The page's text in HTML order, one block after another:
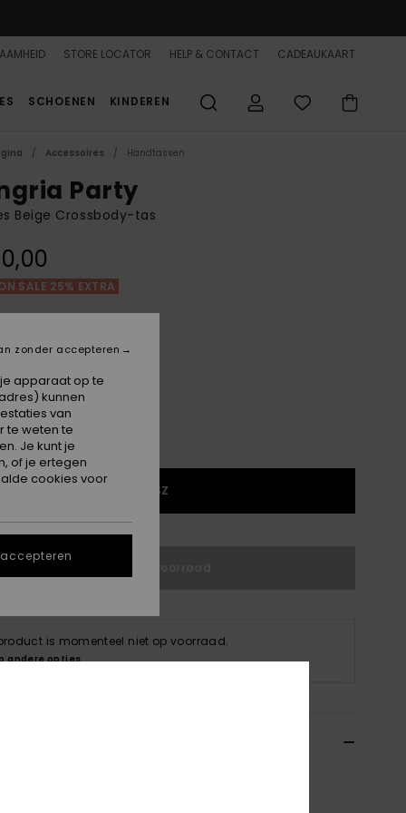
STORE LOCATOR HELP & CONTACT CADEAUKAART
SCHOENEN KINDEREN
Accessoires Handtassen
Party
Beige Crossbody-tas
SALE 25% EXTRA
1SZ
is momenteel niet op voorraad.
andere opties
apparaat op te
kunnen
van
te weten te
Je kunt je
of je ertegen
cookies voor
zonder accepteren